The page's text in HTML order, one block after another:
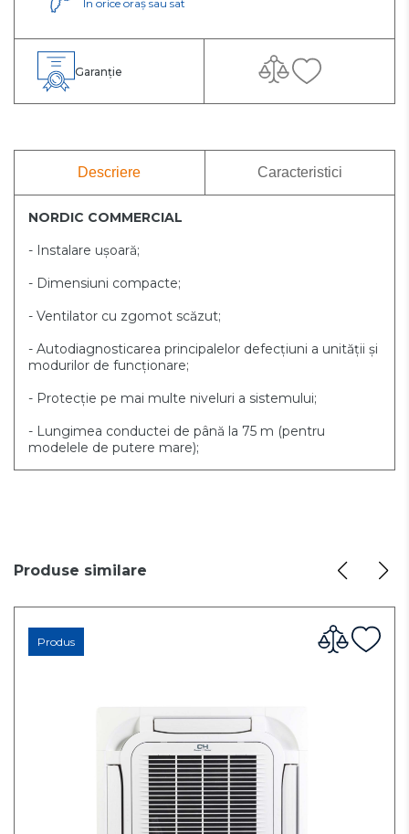
În orice oraș sau sat
Garanție
Descriere Caracteristici
NORDIC COMMERCIAL
- Instalare ușoară;
- Dimensiuni compacte;
- Ventilator cu zgomot scăzut;
- Autodiagnosticarea principalelor defecțiuni a unității și
modurilor de funcționare;
- Protecție pe mai multe niveluri a sistemului;
- Lungimea conductei de până la 75 m (pentru
modelele de putere mare);
Produse similare
Produs